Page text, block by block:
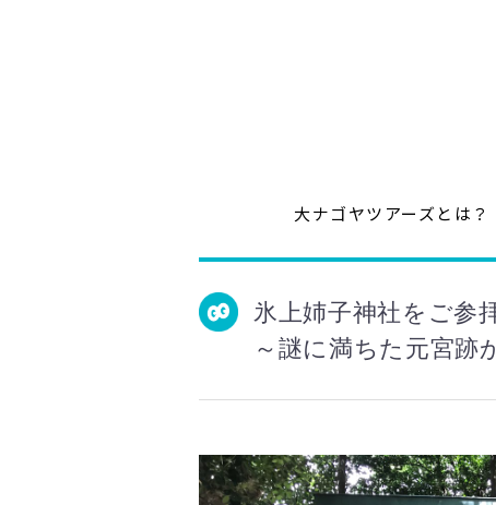
大ナゴヤツアーズとは？
氷上姉子神社をご参
～謎に満ちた元宮跡